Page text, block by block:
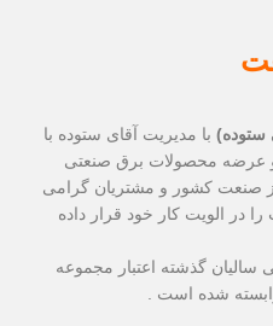
آقای ستوده با
برق صنعتی
مشتریان گرامی
خود قرار داده
مجموعه
.